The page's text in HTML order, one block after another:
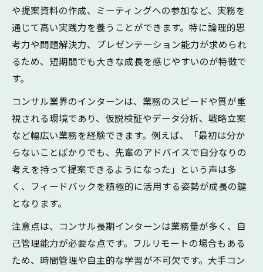
や提案資料の作成、ミーティングへの参加など、実務を
通じて高い実践力を養うことができます。特に論理的思
考力や問題解決力、プレゼンテーション能力が求められ
るため、短期間でも大きな成長を感じやすいのが特徴で
す。
コンサル業界のインターンは、業務のスピードや質が重
視される環境であり、仮説検証やデータ分析、戦略立案
など幅広い業務を経験できます。例えば、「最初は分か
らないことばかりでも、先輩のアドバイスで自分なりの
考えを持って提案できるようになった」という声は多
く、フィードバックを積極的に活用する姿勢が成長の鍵
となります。
注意点は、コンサル長期インターンは業務量が多く、自
己管理能力が必要な点です。フルリモートの場合もある
ため、時間管理や自主的な学習が不可欠です。大手コン